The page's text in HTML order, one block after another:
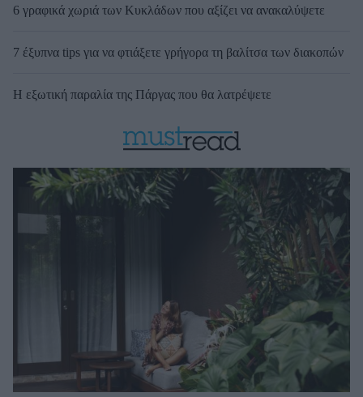
6 γραφικά χωριά των Κυκλάδων που αξίζει να ανακαλύψετε
7 έξυπνα tips για να φτιάξετε γρήγορα τη βαλίτσα των διακοπών
Η εξωτική παραλία της Πάργας που θα λατρέψετε